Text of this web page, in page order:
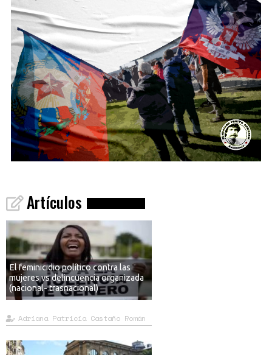
Artículos
El feminicidio político contra las
mujeres vs delincuencia organizada
(nacional- trasnacional)
Adriana Patricia Castaño Román